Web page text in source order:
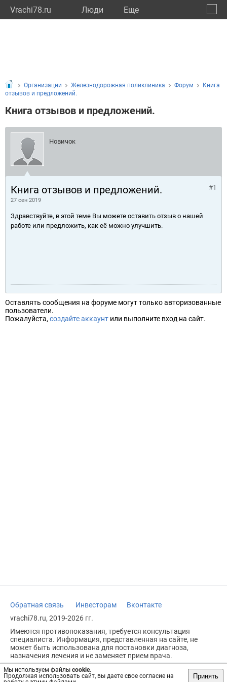
Vrachi78.ru Люди Eще
Мы используем файлы cookie.
Продолжая использовать сайт, вы даете свое согласие на
Принять
Организации Железнодорожная поликлиника Форум
Книга
отзывов и предложений.
Книга отзывов и предложений.
Новичок
Книга отзывов и предложений.
27 сен 2019
#1
Здравствуйте, в этой теме Вы можете оставить отзыв о нашей
работе или предложить, как её можно улучшить.
Оставлять сообщения на форуме могут только авторизованные
пользователи.
Пожалуйста, создайте аккаунт или выполните вход на сайт.
Обратная связь Инвесторам
Вконтакте
vrachi78.ru, 2019-2026 гг.
Имеются противопоказания, требуется консультация
специалиста. Информация, представленная на сайте, не
может быть использована для постановки диагноза,
назначения лечения и не заменяет прием врача.
Возрастное ограничение: 18+